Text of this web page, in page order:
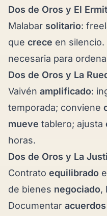
Dos de Oros y El
Malabar solitario:
que crece en
necesaria para
Dos de Oros y La
Vaivén amplificado:
temporada; conviene
mueve tablero; ajusta
horas.
Dos de Oros y La
Contrato equilibrado
de bienes negociado,
Documentar acuerdos